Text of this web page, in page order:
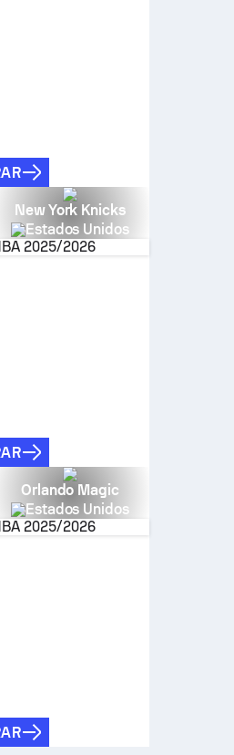
New York Knicks
Estados Unidos
2025/2026
Orlando Magic
Estados Unidos
2025/2026